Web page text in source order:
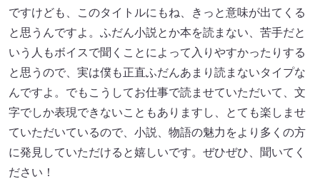
ですけども、このタイトルにもね、きっと意味が出てくる
と思うんですよ。ふだん小説とか本を読まない、苦手だと
いう人もボイスで聞くことによって入りやすかったりする
と思うので、実は僕も正直ふだんあまり読まないタイプな
んですよ。でもこうしてお仕事で読ませていただいて、文
字でしか表現できないこともありますし、とても楽しませ
ていただいているので、小説、物語の魅力をより多くの方
に発見していただけると嬉しいです。ぜひぜひ、聞いてく
ださい！